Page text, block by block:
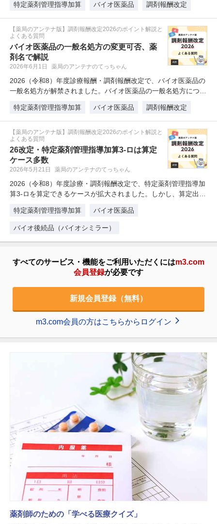
特定薬剤管理指導加算 バイオ医薬品 調剤報酬改定
【薬局のアンテナ版】調剤報酬改定2026のポイント解説と
よくある質問
バイオ医薬品の一般名処方の変更可否、薬
剤名で解説
2026年6月1日 薬局のアンテナのてっちゃん
2026（令和8）年度診療報酬・調剤報酬改定で、バイオ医薬品の
一般名処方が解禁されました。バイオ医薬品の一般名処方につ
特定薬剤管理指導加算
バイオ医薬品 調剤報酬改定
【薬局のアンテナ版】調剤報酬改定2026のポイント解説と
よくある質問
26改定・特定薬剤管理指導加算3-ロは算定
ケース多数
2026年5月21日 薬局のアンテナのてっちゃん
2026（令和8）年度診療・調剤報酬改定で、特定薬剤管理指導加
算3-ロを算定できるケースが拡大されました。しかし、算定出…
特定薬剤管理指導加算 バイオ医薬品
バイオ後続品（バイオシミラー）
すべてのサービス・機能をご利用いただくにはm3.com
会員登録が必要です
新規会員登録（無料）
m3.com会員の方はこちらからログイン
薬剤師のための「学べる医療クイズ」